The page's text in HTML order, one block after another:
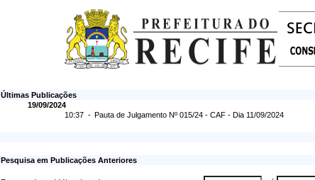
Últimas Publicações
19/09/2024
10:37 - Pauta de Julgamento Nº 015/24 - CAF - Dia 11/09/2024
Pesquisa em Publicações Anteriores